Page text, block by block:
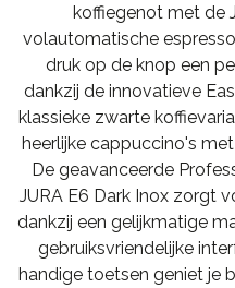
koffiegenot met de
volautomatische
druk op de knop een
dankzij de innovatieve
klassieke zwarte
heerlijke cappuccino's
De geavanceerde
JURA E6 Dark Inox zorgt
dankzij een gelijkmatige
gebruiksvriendelijke
handige toetsen geniet je